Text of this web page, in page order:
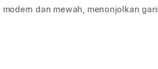
dan mewah, menonjolkan